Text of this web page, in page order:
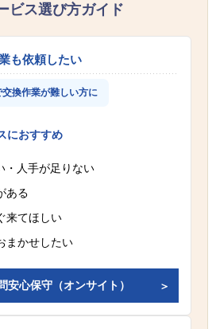
ビス選び方ガイド
も依頼したい
交換作業が難しい方に
におすすめ
・人手が足りない
ある
来てほしい
まかせしたい
安心保守（オンサイト）